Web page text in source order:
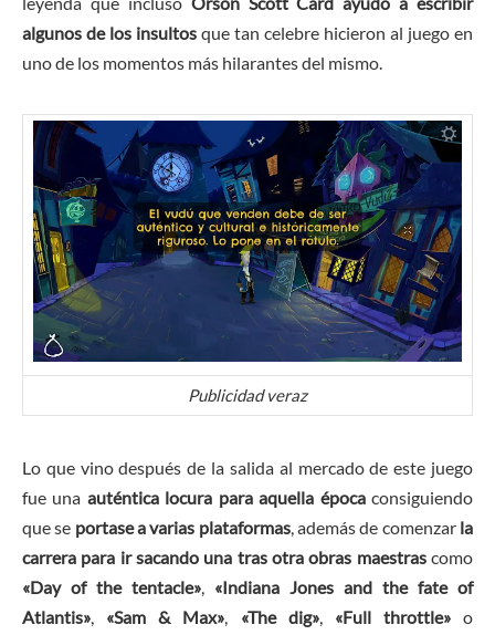
algunos de los insultos que tan celebre hicieron al juego en
uno de los momentos más hilarantes del mismo.
Publicidad veraz
Lo que vino después de la salida al mercado de este juego
fue una auténtica locura para aquella épocaconsiguiendo
que se portase a varias plataformas, además de comenzar la
carrera para ir sacando una tras otra obras maestrascomo
«Day of the tentacle», «Indiana Jones and the fate of
Atlantis», «Sam & Max», «The dig», «Full throttle»o